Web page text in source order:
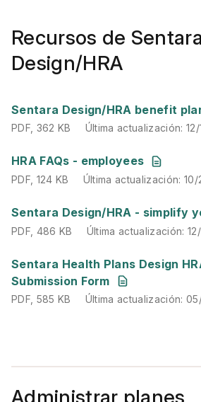
Recursos de Sentara
Design/HRA
Sentara Design/HRA benefit
PDF,362 KB Última actualización :
PDF, 362 KB Última actualización:
HRA FAQs - employees
PDF, 124 KB Última actualización
PDF, 124 KB Última actualización:
Sentara Design/HRA - simplify
PDF,486 KB Última actualización:
PDF, 486 KB Última actualización:
Sentara Health Plans Design
Submission Form
PDF,585 KB Última actualización :
PDF, 585 KB Última actualización: